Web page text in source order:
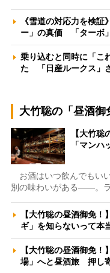
《雪道の対応力を検
ー」の真価 「ターボ
乗り込むと同時に「こ
た 「日産ルークス」
大竹聡の「昼酒御
【大竹聡
「マン
お酒はいつ飲んでもい
別の味わいがある――。
【大竹聡の昼酒御免
ギ」を知らないって
【大竹聡の昼酒御免
場」へと昼酒旅 押し